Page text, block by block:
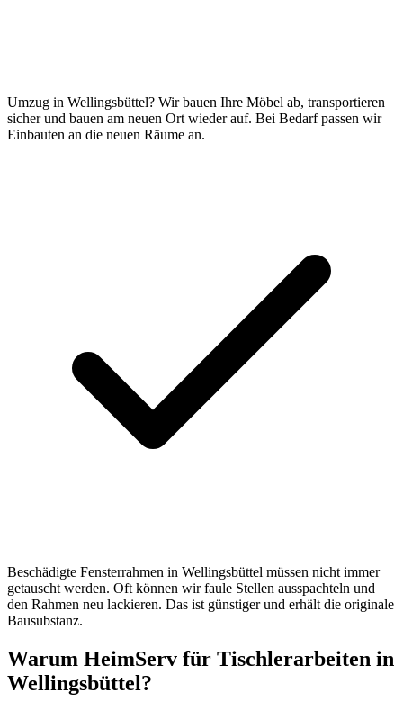
Umzug in Wellingsbüttel? Wir bauen Ihre Möbel ab, transportieren
sicher und bauen am neuen Ort wieder auf. Bei Bedarf passen wir
Einbauten an die neuen Räume an.
Beschädigte Fensterrahmen in Wellingsbüttel müssen nicht immer
getauscht werden. Oft können wir faule Stellen ausspachteln und
den Rahmen neu lackieren. Das ist günstiger und erhält die originale
Bausubstanz.
Warum HeimServ für Tischlerarbeiten in
Wellingsbüttel?